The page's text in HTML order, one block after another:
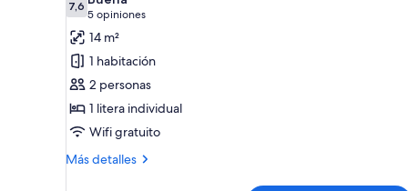
(Historic
Bldg)
fotos
de
Habitación
económica
con
2
camas
individuales,
7,67,6 de 10
5 opiniones
(5
opiniones)
14 m²
1 habitación
2 personas
1 litera individual
Wifi gratuito
Más detalles
Más